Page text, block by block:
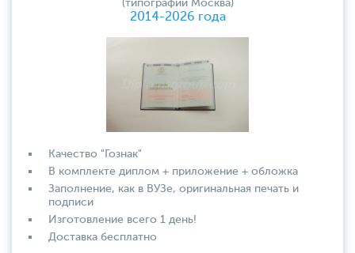
(типографии Москва)
2014-2026 года
Качество "Гознак"
В комплекте диплом + приложение + обложка
Заполнение, как в ВУЗе, оригинальная печать и
подписи
Изготовление всего 1 день!
Доставка бесплатно